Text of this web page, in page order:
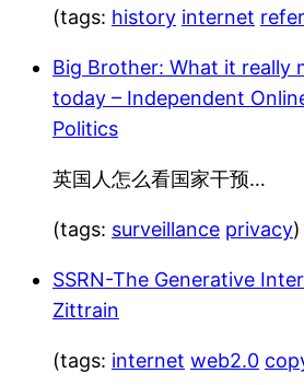
(tags: history internet
Big Brother: What it really
today – Independent
Politics
英国人怎么看国家干预…
(tags: surveillance privacy)
SSRN-The Generative
Zittrain
(tags: internet web2.0